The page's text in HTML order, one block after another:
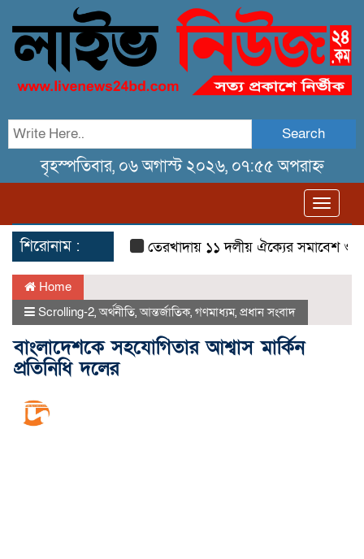
Search
বৃহস্পতিবার, ০৬ অগাস্ট ২০২৬, ০৭:৫৫ অপরাহ্ন
শিরোনাম : তেরখাদায় ১১ দলীয় ঐক্যের সমাবেশ ও গণ
Home
Scrolling-2,অর্থনীতি,আন্তর্জাতিক, গণমাধ্যম, প্রধান সংবাদ
বাংলাদেশকে সহযোগিতার আশ্বাস মার্কিন
প্রতিনিধি দলের